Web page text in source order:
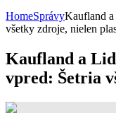
HomeSprávyKaufland
všetky zdroje, nielen
Kaufland a
vpred: Šetria